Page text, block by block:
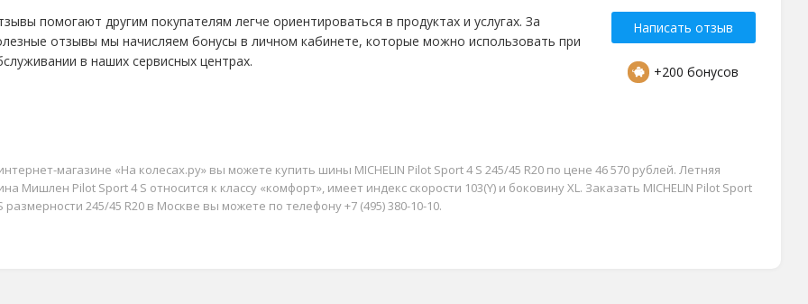
помогают другим покупателям легче ориентироваться в продуктах и услугах. За
отзывы мы начисляем бонусы в личном кабинете, которые можно использовать при
в наших сервисных центрах.
Написать отзыв
+200 бонусов
магазине «На колесах.ру» вы можете купить шины MICHELIN Pilot Sport 4 S 245/45 R20 по цене 46 570 рублей. Летняя
Мишлен Pilot Sport 4 S относится к классу «комфорт», имеет индекс скорости 103(Y) и боковину XL. Заказать MICHELIN Pilot Sport
размерности 245/45 R20 в Москве вы можете по телефону +7 (495) 380-10-10.